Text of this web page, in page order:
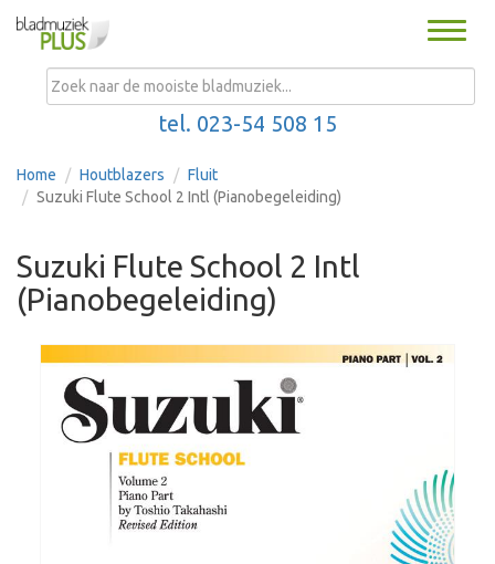
Toggle
tel. 023-54 508 15
MENU
Home Houtblazers
Fluit
Suzuki Flute School 2 Intl (Pianobegeleiding)
Suzuki Flute School 2 Intl
(Pianobegeleiding)